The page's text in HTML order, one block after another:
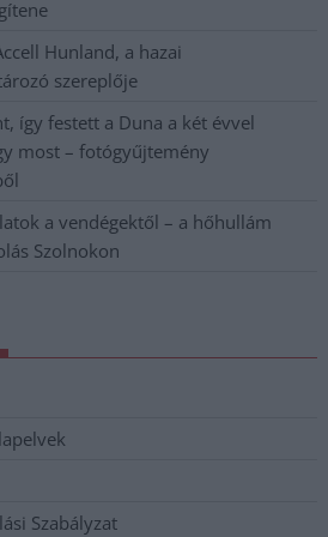
Hunland, a hazai
szereplője
így festett a Duna a két évvel
most – fotógyűjtemény
a vendégektől – a hőhullám
Szolnokon
Szabályzat